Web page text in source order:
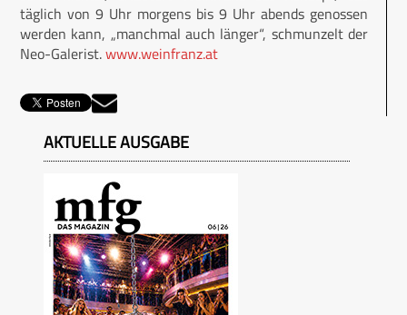
täglich von 9 Uhr morgens bis 9 Uhr abends genossen
werden kann, „manchmal auch länger“, schmunzelt der
Neo-Galerist.www.weinfranz.at
AKTUELLE AUSGABE